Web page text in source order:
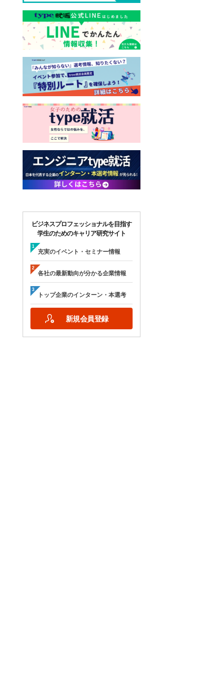
ビジネスプロフェッショナルを目指す
学生のためのキャリア研究サイト
充実のイベント・セミナー情報
各社の最新動向が分かる企業情報
トップ企業のインターン・本選考
新規会員登録